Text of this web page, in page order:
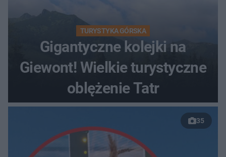
TURYSTYKA GÓRSKA
Gigantyczne kolejki na
Giewont! Wielkie turystyczne
oblężenie Tatr
35